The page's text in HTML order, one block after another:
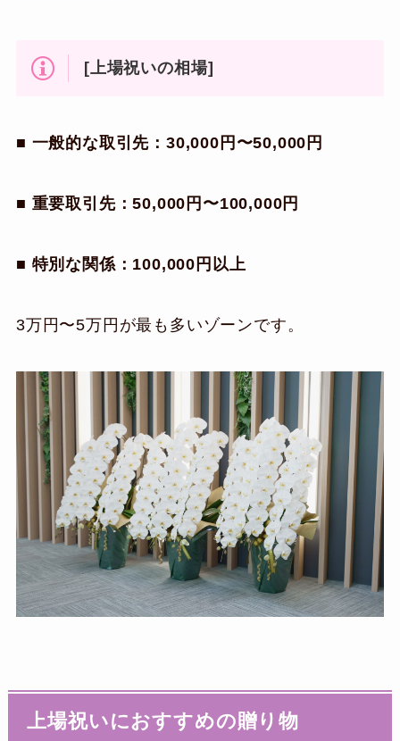
[上場祝いの相場]
■ 一般的な取引先：30,000円〜50,000円
■ 重要取引先：50,000円〜100,000円
■ 特別な関係：100,000円以上
3万円〜5万円が最も多いゾーンです。
上場祝いにおすすめの贈り物